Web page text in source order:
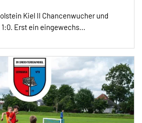
Kiel II Chancenwucher und
Erst ein eingewechs...